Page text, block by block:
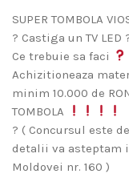
SUPER TOMBOLA
? Castiga un TV LED
Ce trebuie sa faci
Achizitioneaza
minim 10.000 de
TOMBOLA
? ( Concursul este
detalii va asteptam
Moldovei nr. 160 )